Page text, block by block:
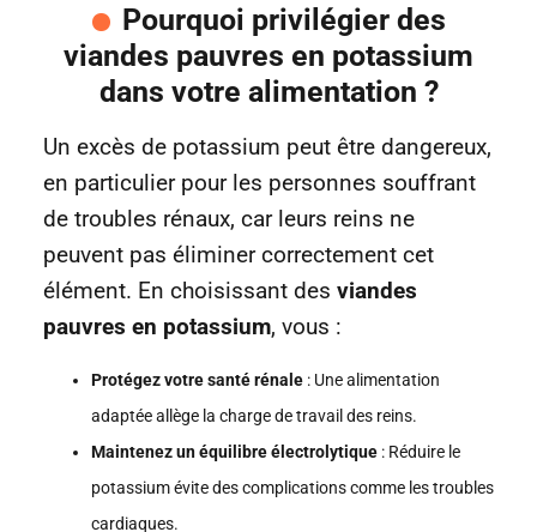
Pourquoi privilégier des
viandes pauvres en potassium
dans votre alimentation ?
Un excès de potassium peut être dangereux,
en particulier pour les personnes souffrant
de troubles rénaux, car leurs reins ne
peuvent pas éliminer correctement cet
élément. En choisissant des viandes
pauvres en potassium, vous :
Protégez votre santé rénale : Une alimentation
adaptée allège la charge de travail des reins.
Maintenez un équilibre électrolytique : Réduire le
potassium évite des complications comme les troubles
cardiaques.